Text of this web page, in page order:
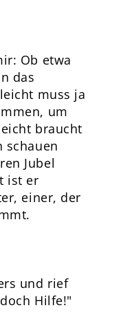
Ob etwa
das
muss ja
um
braucht
schauen
Jubel
ist er
einer, der
und rief
Hilfe!"